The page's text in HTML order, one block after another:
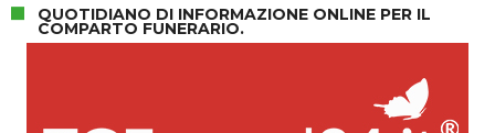
QUOTIDIANO DI INFORMAZIONE ONLINE PER IL
COMPARTO FUNERARIO.